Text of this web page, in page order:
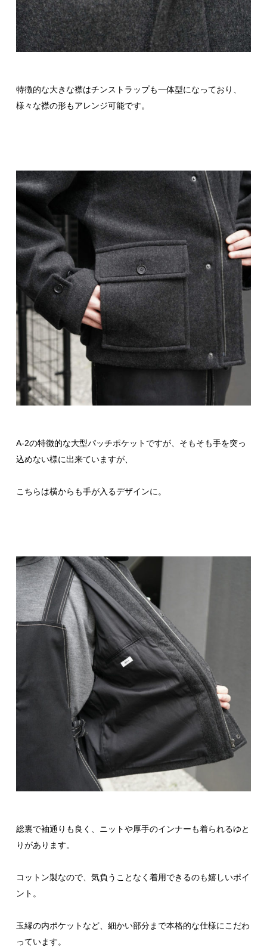
特徴的な大きな襟はチンストラップも一体型になっており、
様々な襟の形もアレンジ可能です。
A-2の特徴的な大型パッチポケットですが、そもそも手を突っ
込めない様に出来ていますが、
こちらは横からも手が入るデザインに。
総裏で袖通りも良く、ニットや厚手のインナーも着られるゆと
りがあります。
コットン製なので、気負うことなく着用できるのも嬉しいポイ
ント。
玉縁の内ポケットなど、細かい部分まで本格的な仕様にこだわ
っています。